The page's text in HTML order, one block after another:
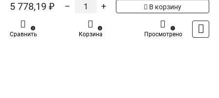
5 778,19 ₽ – + В корзину
Сравнить
0
Корзина
0
Просмотрено
1